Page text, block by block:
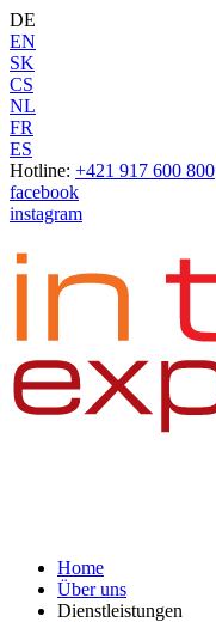
DE
EN
SK
CS
NL
FR
ES
Hotline: +421 917 600 800
facebook
instagram
Home
Über uns
Dienstleistungen